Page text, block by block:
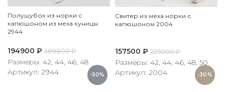
-50%
Полушубок из норки с
капюшоном из меха куницы
2944
194900 ₽ 389800₽
Размеры: 42, 44, 46, 48
Артикул: 2944
-30%
Свитер из меха норки с
капюшоном 2004
157500 ₽ 225000₽
Размеры: 42, 44, 46, 48, 50
Артикул: 2004